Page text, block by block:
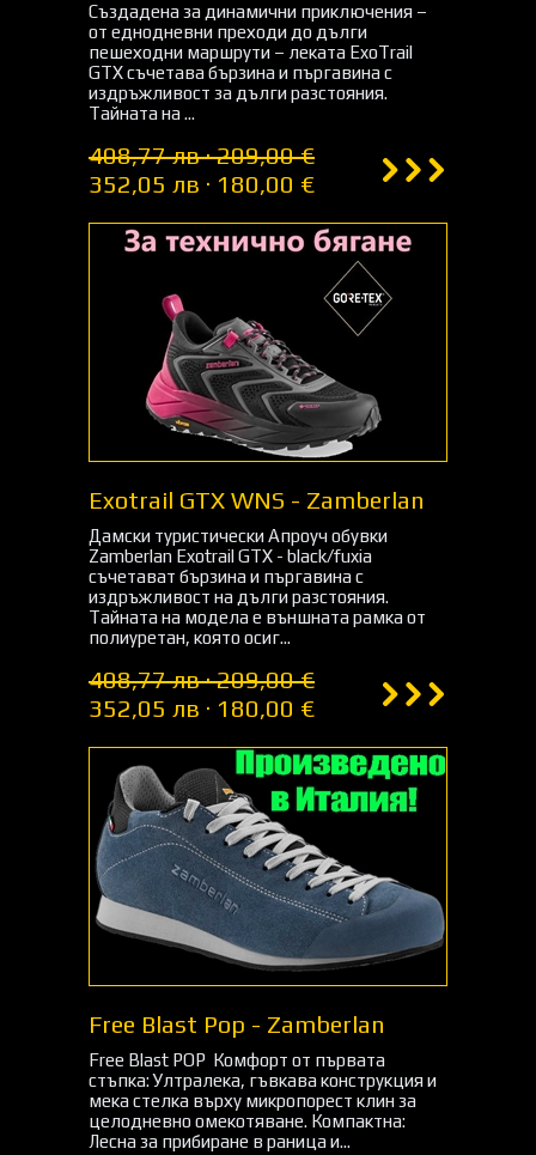
Създадена за динамични приключения –
от еднодневни преходи до дълги
пешеходни маршрути – леката ExoTrail
GTX съчетава бързина и пъргавина с
издръжливост за дълги разстояния.
Тайната на ...
408,77 лв · 209,00 €
352,05 лв · 180,00 €
Exotrail GTX WNS - Zamberlan
Дамски туристически Апроуч обувки
Zamberlan Exotrail GTX - black/fuxia
съчетават бързина и пъргавина с
издръжливост на дълги разстояния.
Тайната на модела е външната рамка от
полиуретан, която осиг...
408,77 лв · 209,00 €
352,05 лв · 180,00 €
Free Blast Pop - Zamberlan
Free Blast POP Комфорт от първата
стъпка: Ултралека, гъвкава конструкция и
мека стелка върху микропорест клин за
целодневно омекотяване. Компактна:
Лесна за прибиране в раница и...